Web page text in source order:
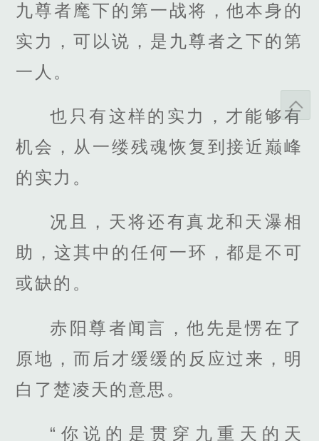
九尊者麾下的第一战将，他本身的
实力，可以说，是九尊者之下的第
一人。
也只有这样的实力，才能够有
机会，从一缕残魂恢复到接近巅峰
的实力。
况且，天将还有真龙和天瀑相
助，这其中的任何一环，都是不可
或缺的。
赤阳尊者闻言，他先是愣在了
原地，而后才缓缓的反应过来，明
白了楚凌天的意思。
“你说的是贯穿九重天的天